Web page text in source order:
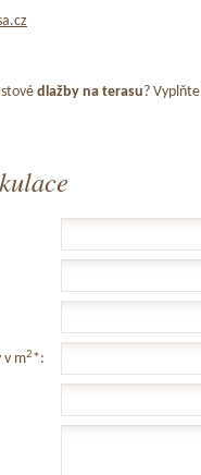
dlažby na terasu ?
v m2*: